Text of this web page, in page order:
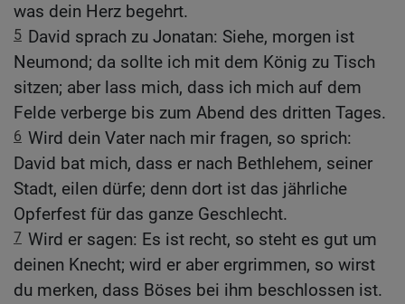
was dein Herz begehrt.
5 David sprach zu Jonatan: Siehe, morgen ist
Neumond; da sollte ich mit dem König zu Tisch
sitzen; aber lass mich, dass ich mich auf dem
Felde verberge bis zum Abend des dritten Tages.
6 Wird dein Vater nach mir fragen, so sprich:
David bat mich, dass er nach Bethlehem, seiner
Stadt, eilen dürfe; denn dort ist das jährliche
Opferfest für das ganze Geschlecht.
7 Wird er sagen: Es ist recht, so steht es gut um
deinen Knecht; wird er aber ergrimmen, so wirst
du merken, dass Böses bei ihm beschlossen ist.